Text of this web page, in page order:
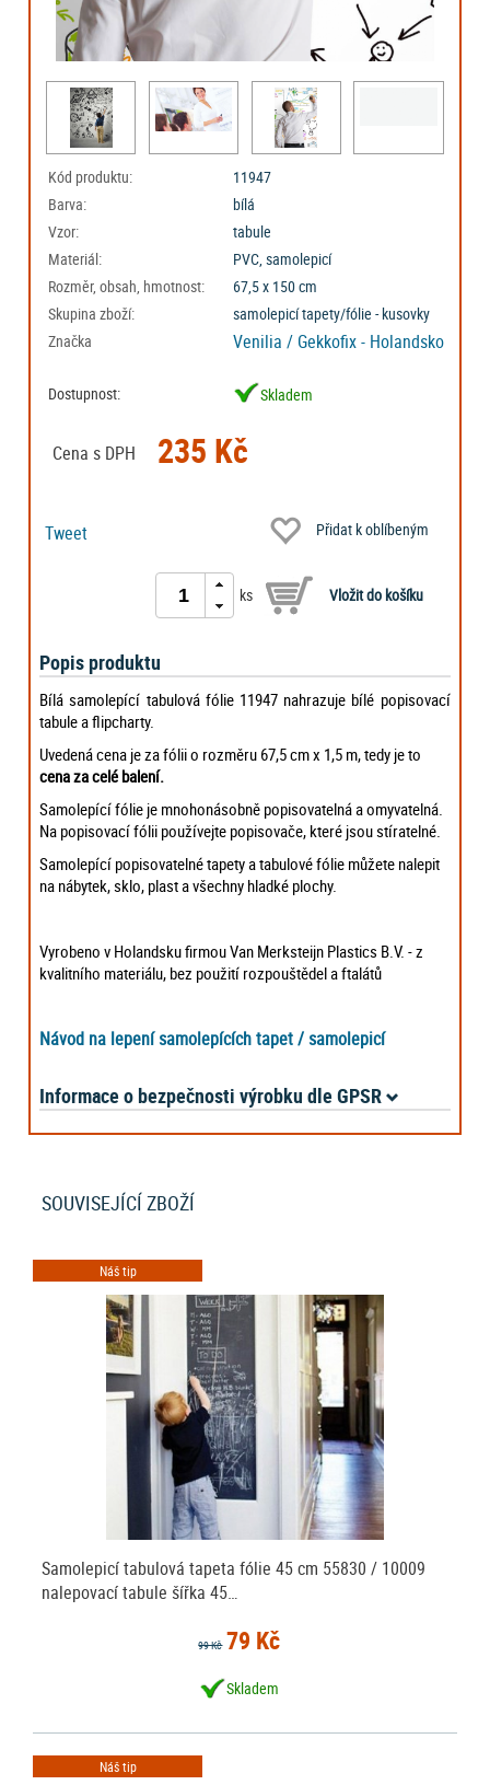
Kód produktu:
11947
Barva:
bílá
Vzor:
tabule
Materiál:
PVC, samolepicí
Rozměr, obsah, hmotnost:
67,5 x 150 cm
Skupina zboží:
samolepicí tapety/fólie - kusovky
Značka
Venilia / Gekkofix - Holandsko
Dostupnost: Skladem
Cena s DPH 235 Kč
Tweet Přidat k oblíbeným
ks
Popis produktu
Bílá samolepící tabulová fólie 11947 nahrazuje bílé popisovací
tabule a flipcharty.
Uvedená cena je za fólii o rozměru 67,5 cm x 1,5 m, tedy je to
cena za celé balení.
Samolepící fólie je mnohonásobně popisovatelná a omyvatelná.
Na popisovací fólii používejte popisovače, které jsou stíratelné.
Samolepící popisovatelné tapety a tabulové fólie můžete nalepit
na nábytek, sklo, plast a všechny hladké plochy.
Vyrobeno v Holandsku firmou Van Merksteijn Plastics B.V. - z
kvalitního materiálu, bez použití rozpouštědel a ftalátů
Návod na lepení samolepících tapet / samolepicí
Informace o bezpečnosti výrobku dle GPSR
SOUVISEJÍCÍ ZBOŽÍ
Náš tip
Samolepicí tabulová tapeta fólie 45 cm 55830 / 10009
nalepovací tabule šířka 45…
99 Kč 79 Kč
Skladem
Náš tip